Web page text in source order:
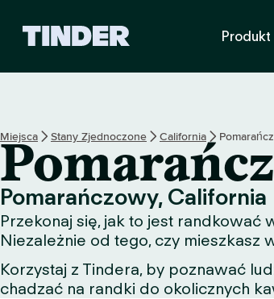
S
n
a
g
ł
ó
w
Produkt
Miejsca Stany Zjednoczone California
Pomarańczowy, California
Przekonaj się, jak to jest
Niezależnie od tego, czy mieszkasz
Korzystaj z Tindera, by poznawać
chadzać na randki do okolicznych